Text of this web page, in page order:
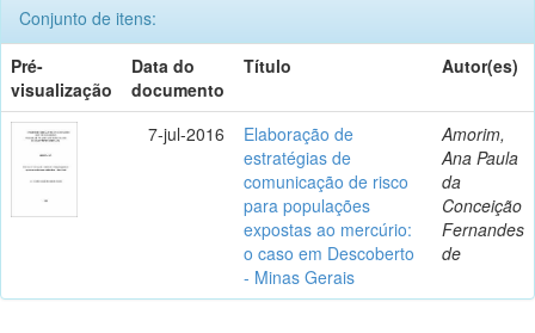
Conjunto de itens:
Pré-
visualização
Data do
documento
Título Autor(es)
7-jul-2016
Elaboração de
estratégias de
comunicação de risco
para populações
expostas ao mercúrio:
o caso em Descoberto
- Minas Gerais
Amorim,
Ana Paula
da
Conceição
Fernandes
de